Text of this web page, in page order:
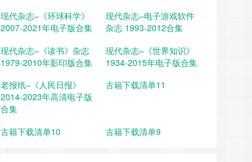
现代杂志–《环球科学》
2007-2021年电子版合集
现代杂志–电子游戏软件
杂志 1993-2012合集
现代杂志–《读书》杂志
1979-2010年影印版合集
现代杂志–《世界知识》
1934-2015年电子版合集
老报纸–《人民日报》
2014-2023年高清电子版
合集
古籍下载清单11
古籍下载清单10 古籍下载清单9